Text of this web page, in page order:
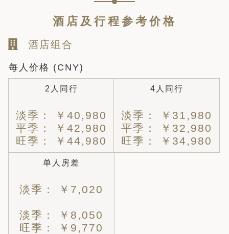
酒店及行程参考价格
酒店组合
每人价格 (CNY)
2人同行
淡季： ￥40,980
平季： ￥42,980
旺季： ￥44,980
4人同行
淡季： ￥31,980
平季： ￥32,980
旺季： ￥34,980
单人房差
淡季： ￥7,020
淡季： ￥8,050
旺季： ￥9,770